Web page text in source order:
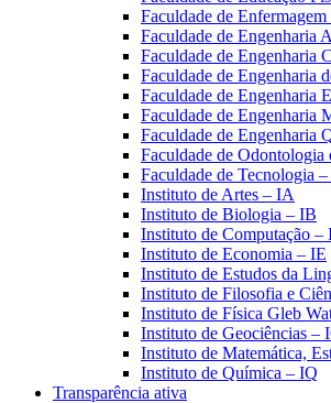
Faculdade de
Faculdade de Engenharia
Faculdade de Engenharia
Faculdade de Engenharia
Faculdade de Engenharia
Faculdade de Engenharia
Faculdade de Engenharia
Faculdade de Odontologia
Faculdade de Tecnologia
Instituto de Artes – IA
Instituto de Biologia – IB
Instituto de Computação –
Instituto de Economia – IE
Instituto de Estudos da
Instituto de Filosofia e
Instituto de Física Gleb
Instituto de Geociências –
Instituto de Matemática,
Instituto de Química – IQ
Transparência ativa